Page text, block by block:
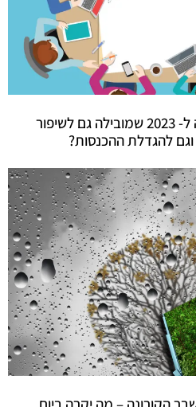
איך בונים תכנית עבודה ל- 2023 שמובילה גם לשיפור
להגדלת ההכנסות?